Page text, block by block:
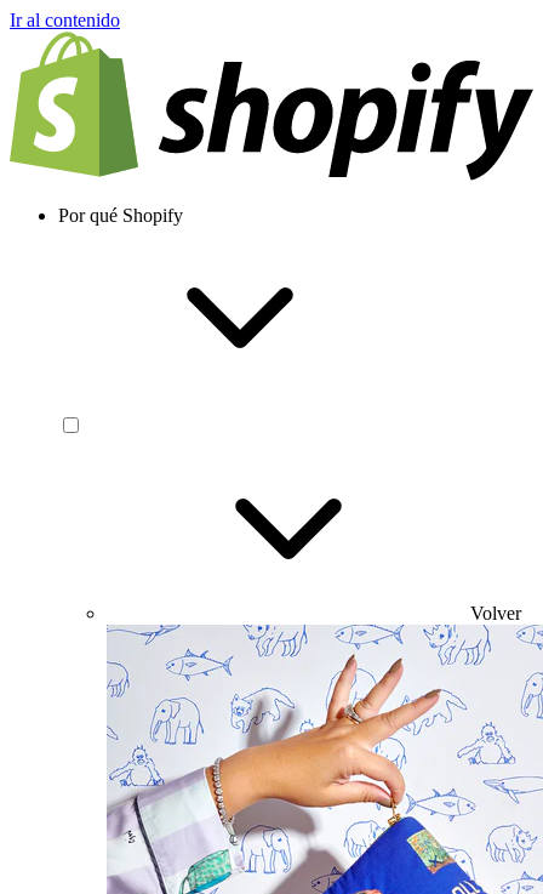
Ir al contenido
Por qué Shopify
Volver